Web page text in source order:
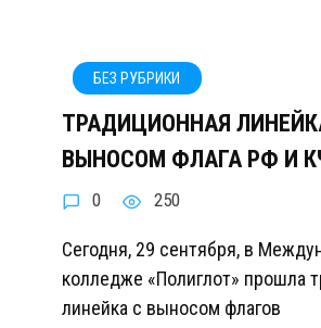
БЕЗ РУБРИКИ
ТРАДИЦИОННАЯ
ВЫНОСОМ ФЛАГА РФ И
0 250
Сегодня, 29 сентября, в
колледже «Полиглот» прошла
линейка с выносом флагов